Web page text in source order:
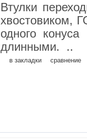
Втулки
хвостовиком,
одного
длинными. ..
в закладки сравнение